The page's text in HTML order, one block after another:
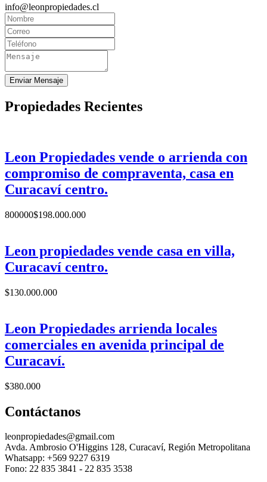
info@leonpropiedades.cl
Enviar Mensaje
Propiedades Recientes
Leon Propiedades vende o arrienda con
compromiso de compraventa, casa en
Curacaví centro.
800000$198.000.000
Leon propiedades vende casa en villa,
Curacaví centro.
$130.000.000
Leon Propiedades arrienda locales
comerciales en avenida principal de
Curacaví.
$380.000
Contáctanos
leonpropiedades@gmail.com
Avda. Ambrosio O'Higgins 128, Curacaví, Región Metropolitana
Whatsapp: +569 9227 6319
Fono: 22 835 3841 - 22 835 3538